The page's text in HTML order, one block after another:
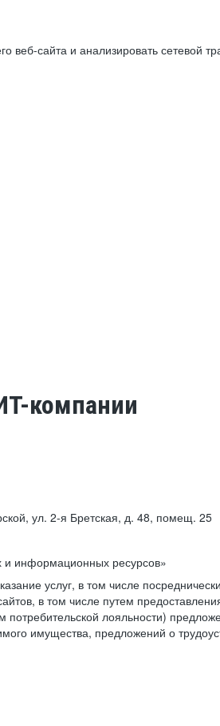
веб-сайта и анализировать сетевой
компании
ул. 2-я Бретская, д. 48, помещ. 25
и информационных ресурсов»
услуг, в том числе
в том числе путем
лояльности)
имущества, предложений о